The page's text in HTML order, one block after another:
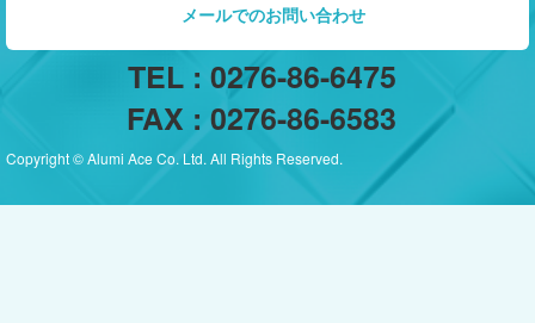
メールでのお問い合わせ
TEL : 0276-86-6475
FAX : 0276-86-6583
Copyright © Alumi Ace Co. Ltd. All Rights Reserved.